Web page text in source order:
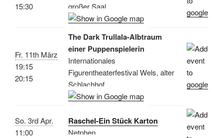
15:30
großer Saal
Fr. 11th März
19:15
20:15
The Dark Trullala-Albtraum
einer Puppenspielerin
Internationales
Figurentheaterfestival Wels, alter
Schlachhof
So. 3rd Apr.
11:00
Raschel-Ein Stück Karton
Netphen